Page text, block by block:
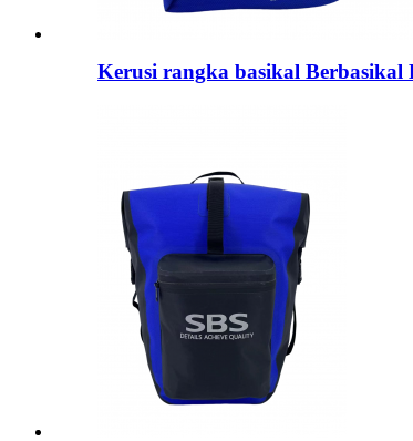
Kerusi rangka basikal Berbasikal